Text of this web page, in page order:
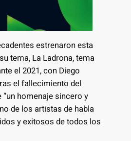
estrenaron esta
tema, La Ladrona, tema
el 2021, con Diego
el fallecimiento del
homenaje sincero y
de los artistas de habla
y exitosos de todos los